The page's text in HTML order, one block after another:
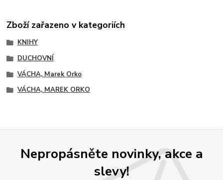
Zboží zařazeno v kategoriích
KNIHY
DUCHOVNÍ
VÁCHA, Marek Orko
VÁCHA, MAREK ORKO
Nepropásněte novinky, akce a
slevy!